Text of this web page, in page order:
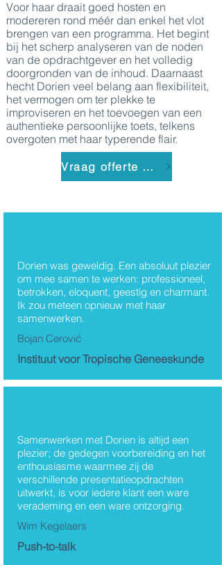
Voor haar draait goed hosten en
modereren rond méér dan enkel het vlot
brengen van een programma. Het begint
bij het scherp analyseren van de noden
van de opdrachtgever en het volledig
doorgronden van de inhoud. Daarnaast
hecht Dorien veel belang aan flexibiliteit,
het vermogen om ter plekke te
improviseren en het toevoegen van een
authentieke persoonlijke toets, telkens
overgoten met haar typerende flair.
Vraag offerte aan
Thema's
Dorien Leyers
Dorien was geweldig. Een absoluut plezier
om mee samen te werken: professioneel,
betrokken, eloquent, geestig en charmant.
Ik zou meteen opnieuw met haar
samenwerken.
Bojan Cerović
Instituut voor Tropische Geneeskunde
Samenwerken met Dorien is altijd een
plezier; de gedegen voorbereiding en het
enthousiasme waarmee zij de
verschillende presentatieopdrachten
uitwerkt, is voor iedere klant een ware
verademing en een ware ontzorging.
Wim Kegelaers
Push-to-talk